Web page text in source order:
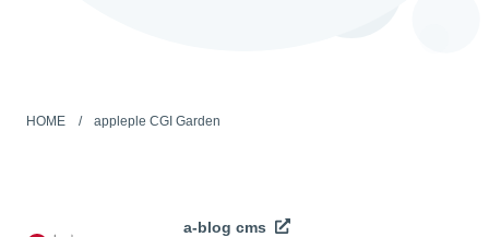
HOME appleple CGI Garden
a-blog cms